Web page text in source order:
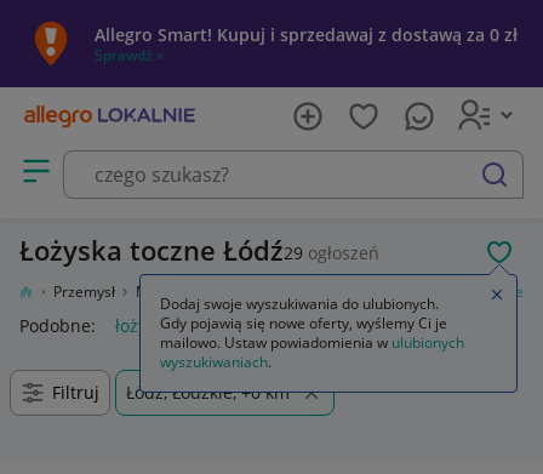
Allegro Smart! Kupuj i sprzedawaj z dostawą za 0 zł
Sprawdź »
Otwórz menu z kategoriami
szukaj
Łożyska toczne Łódź29 ogłoszeń
Przemysł Materiały i akcesoria Łożyska toczne
Podobne: łożyska toczne łożysko toczne 7x11x6
Filtruj Łódź, Łódzkie, +0 km
Dodaj swoje wyszukiwania do ulubionych.
Gdy pojawią się nowe oferty, wyślemy Ci je
mailowo. Ustaw powiadomienia w ulubionych
wyszukiwaniach.